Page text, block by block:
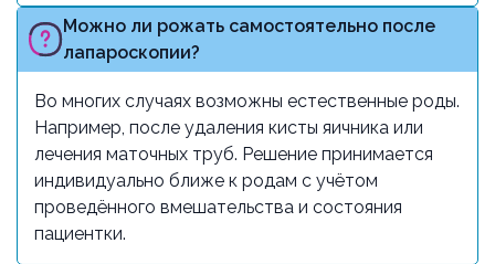
Можно ли рожать самостоятельно после
лапароскопии?
Во многих случаях возможны естественные роды.
Например, после удаления кисты яичника или
лечения маточных труб. Решение принимается
индивидуально ближе к родам с учётом
проведённого вмешательства и состояния
пациентки.